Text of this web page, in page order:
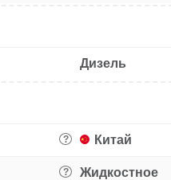
Дизель
? Китай
? Жидкостное